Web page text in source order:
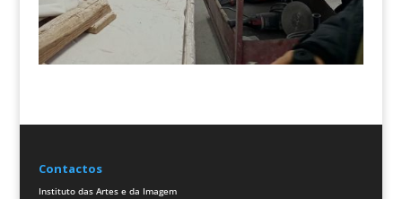
Contactos
Instituto das Artes e da Imagem